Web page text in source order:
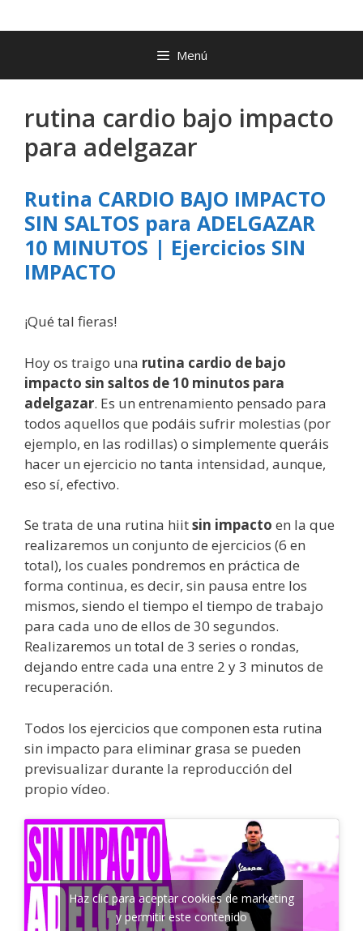
Menú
rutina cardio bajo impacto
para adelgazar
Rutina CARDIO BAJO IMPACTO
SIN SALTOS para ADELGAZAR
10 MINUTOS | Ejercicios SIN
IMPACTO
¡Qué tal fieras!
Hoy os traigo una rutina cardio de bajo
impacto sin saltos de 10 minutos para
adelgazar. Es un entrenamiento pensado para
todos aquellos que podáis sufrir molestias (por
ejemplo, en las rodillas) o simplemente queráis
hacer un ejercicio no tanta intensidad, aunque,
eso sí, efectivo.
Se trata de una rutina hiitsin impacto en la que
realizaremos un conjunto de ejercicios (6 en
total), los cuales pondremos en práctica de
forma continua, es decir, sin pausa entre los
mismos, siendo el tiempo el tiempo de trabajo
para cada uno de ellos de 30 segundos.
Realizaremos un total de 3 series o rondas,
dejando entre cada una entre 2 y 3 minutos de
recuperación.
Todos los ejercicios que componen esta rutina
sin impacto para eliminar grasa se pueden
previsualizar durante la reproducción del
propio vídeo.
Haz clic para aceptar cookies de marketing
y permitir este contenido